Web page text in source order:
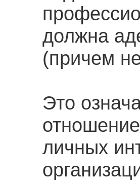
должна
(причем
Это
личных